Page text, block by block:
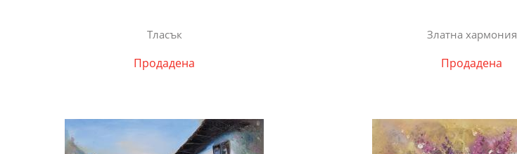
Тласък
Продадена
Златна хармония
Продадена